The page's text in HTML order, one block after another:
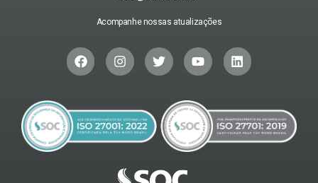
Acompanhe nossas atualizações